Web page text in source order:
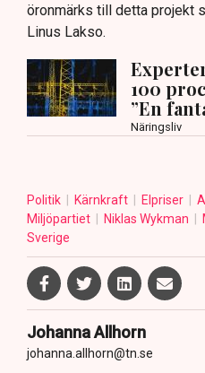
öronmärks till detta projekt
Linus Lakso.
100
”En
Näringsliv
Politik Kärnkraft Elpriser
Miljöpartiet
Niklas Wykman
Sverige
Johanna Allhorn
johanna.allhorn@tn.se